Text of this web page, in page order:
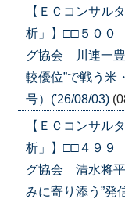
【ＥＣコンサル
析」】□□５００
グ協会 川連一
較優位”で戦う米
号）('26/08/03)
【ＥＣコンサル
析」】□□４９９
グ協会 清水将
みに寄り添う”発